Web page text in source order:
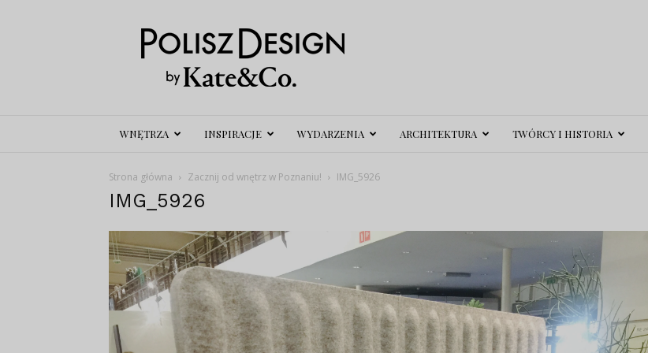
Polisz
Design
WNĘTRZA INSPIRACJE WYDARZENIA ARCHITEKTURA TWÓRCY I HISTORIA
Strona główna Zacznij od wnętrz w Poznaniu! IMG_5926
IMG_5926